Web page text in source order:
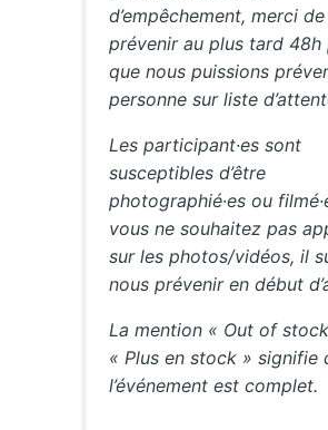
d’empêchement, merci de
prévenir au plus tard 48h
que nous puissions
personne sur liste
Les participant·es sont
susceptibles d’être
photographié·es ou
vous ne souhaitez pas
sur les photos/vidéos, il
nous prévenir en début
La mention « Out of
« Plus en stock » signifie
l’événement est complet.